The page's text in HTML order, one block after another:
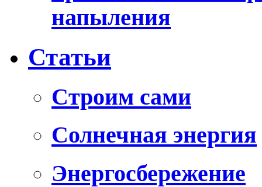
напыления
Статьи
Cтроим сами
Солнечная энергия
Энергосбережение